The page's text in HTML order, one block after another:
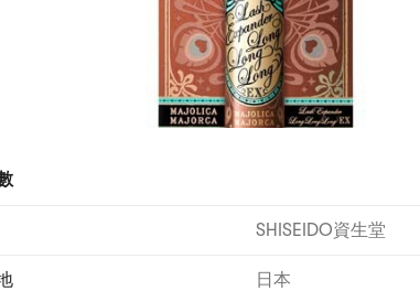
SHISEIDO資生堂
日本